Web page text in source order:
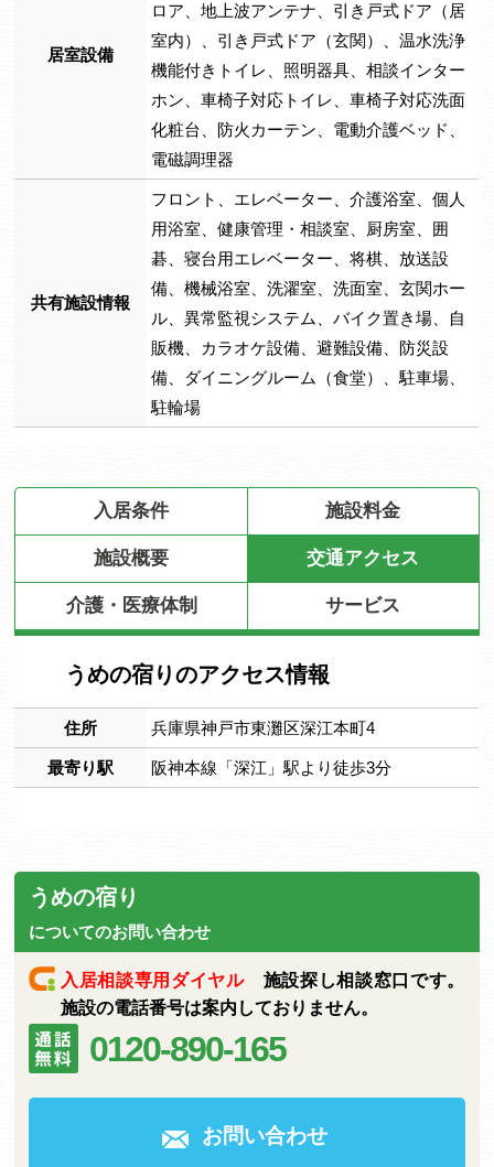
居室設備
ロア、地上波アンテナ、引き戸式ドア（居
室内）、引き戸式ドア（玄関）、温水洗浄
機能付きトイレ、照明器具、相談インター
ホン、車椅子対応トイレ、車椅子対応洗面
化粧台、防火カーテン、電動介護ベッド、
電磁調理器
共有施設情報
フロント、エレベーター、介護浴室、個人
用浴室、健康管理・相談室、厨房室、囲
碁、寝台用エレベーター、将棋、放送設
備、機械浴室、洗濯室、洗面室、玄関ホー
ル、異常監視システム、バイク置き場、自
販機、カラオケ設備、避難設備、防災設
備、ダイニングルーム（食堂）、駐車場、
駐輪場
入居条件 施設料金
施設概要 交通アクセス
介護・医療体制 サービス
うめの宿りのアクセス情報
住所 兵庫県神戸市東灘区深江本町4
最寄り駅 阪神本線「深江」駅より徒歩3分
うめの宿り
についてのお問い合わせ
入居相談専用ダイヤル施設探し相談窓口です。
施設の電話番号は案内しておりません。
0120-890-165
お問い合わせ